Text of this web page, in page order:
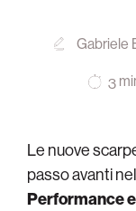
Gabriele
3
Le nuove
passo avanti
Performance